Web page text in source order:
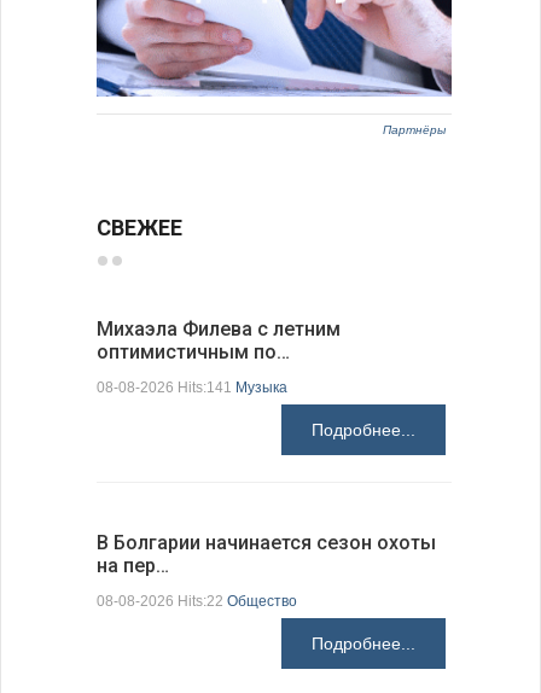
Партнёры
СВЕЖЕЕ
Михаэла Филева с летним
оптимистичным по…
08-08-2026 Hits:141 Музыка
Подробнее...
В Болгарии начинается сезон охоты
на пер…
08-08-2026 Hits:22 Общество
Подробнее...